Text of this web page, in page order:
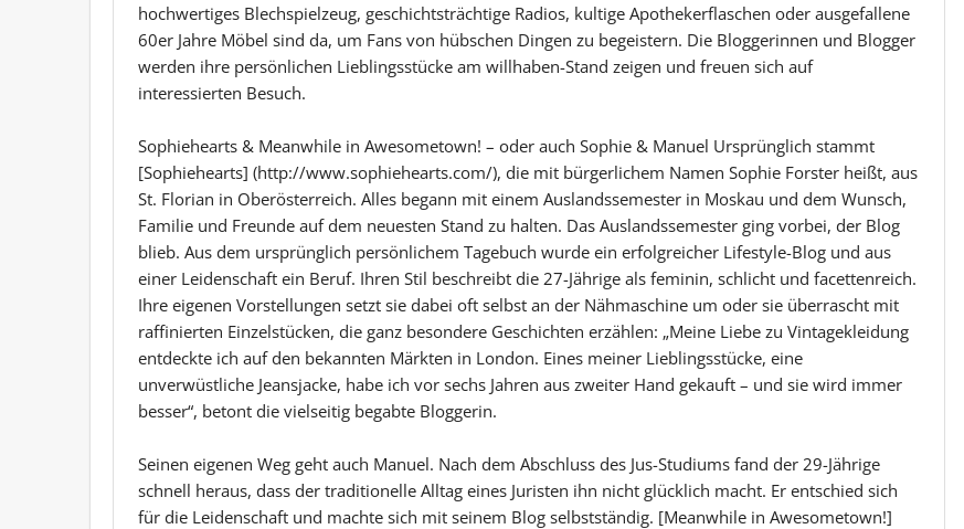
hochwertiges Blechspielzeug, geschichtsträchtige Radios, kultige Apothekerflaschen oder ausgefallene
60er Jahre Möbel sind da, um Fans von hübschen Dingen zu begeistern. Die Bloggerinnen und Blogger
werden ihre persönlichen Lieblingsstücke am willhaben-Stand zeigen und freuen sich auf
interessierten Besuch.
Sophiehearts & Meanwhile in Awesometown! – oder auch Sophie & Manuel Ursprünglich stammt
[Sophiehearts] (http://www.sophiehearts.com/), die mit bürgerlichem Namen Sophie Forster heißt, aus
St. Florian in Oberösterreich. Alles begann mit einem Auslandssemester in Moskau und dem Wunsch,
Familie und Freunde auf dem neuesten Stand zu halten. Das Auslandssemester ging vorbei, der Blog
blieb. Aus dem ursprünglich persönlichem Tagebuch wurde ein erfolgreicher Lifestyle-Blog und aus
einer Leidenschaft ein Beruf. Ihren Stil beschreibt die 27-Jährige als feminin, schlicht und facettenreich.
Ihre eigenen Vorstellungen setzt sie dabei oft selbst an der Nähmaschine um oder sie überrascht mit
raffinierten Einzelstücken, die ganz besondere Geschichten erzählen: „Meine Liebe zu Vintagekleidung
entdeckte ich auf den bekannten Märkten in London. Eines meiner Lieblingsstücke, eine
unverwüstliche Jeansjacke, habe ich vor sechs Jahren aus zweiter Hand gekauft – und sie wird immer
besser“, betont die vielseitig begabte Bloggerin.
Seinen eigenen Weg geht auch Manuel. Nach dem Abschluss des Jus-Studiums fand der 29-Jährige
schnell heraus, dass der traditionelle Alltag eines Juristen ihn nicht glücklich macht. Er entschied sich
für die Leidenschaft und machte sich mit seinem Blog selbstständig. [Meanwhile in Awesometown!]